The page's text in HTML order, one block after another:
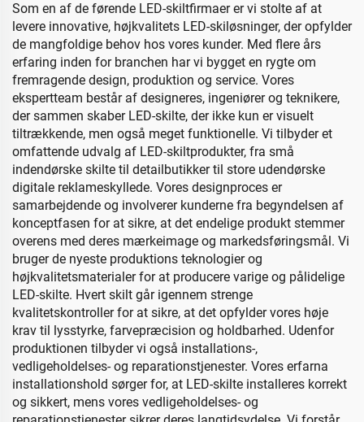
Som en af de førende LED-skiltfirmaer er vi stolte af at
levere innovative, højkvalitets LED-skiløsninger, der opfylder
de mangfoldige behov hos vores kunder. Med flere års
erfaring inden for branchen har vi bygget en rygte om
fremragende design, produktion og service. Vores
ekspertteam består af designeres, ingeniører og teknikere,
der sammen skaber LED-skilte, der ikke kun er visuelt
tiltrækkende, men også meget funktionelle. Vi tilbyder et
omfattende udvalg af LED-skiltprodukter, fra små
indendørske skilte til detailbutikker til store udendørske
digitale reklameskyllede. Vores designproces er
samarbejdende og involverer kunderne fra begyndelsen af
konceptfasen for at sikre, at det endelige produkt stemmer
overens med deres mærkeimage og markedsføringsmål. Vi
bruger de nyeste produktions teknologier og
højkvalitetsmaterialer for at producere varige og pålidelige
LED-skilte. Hvert skilt går igennem strenge
kvalitetskontroller for at sikre, at det opfylder vores høje
krav til lysstyrke, farvepræcision og holdbarhed. Udenfor
produktionen tilbyder vi også installations-,
vedligeholdelses- og reparationstjenester. Vores erfarna
installationshold sørger for, at LED-skilte installeres korrekt
og sikkert, mens vores vedligeholdelses- og